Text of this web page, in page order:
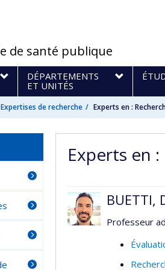
de santé publique
DÉPARTEMENTS
ET UNITÉS
Expertises de recherche Experts en :
Experts en
BUETTI,
Professeur